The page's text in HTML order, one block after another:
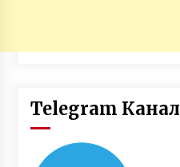
Telegram Канал